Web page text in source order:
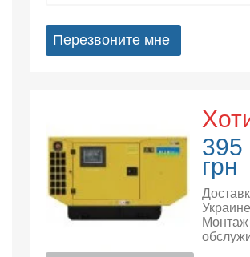
Перезвоните мне
395
грн
Монтаж